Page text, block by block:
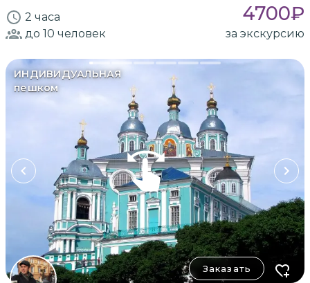
2 часа 4700₽
до 10 человек за экскурсию
ИНДИВИДУАЛЬНАЯ
пешком
Заказать